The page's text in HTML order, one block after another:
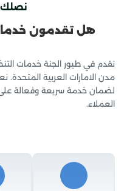
نصلك
هل تقدمون
نقدم في طيور الجنة خدمات
مدن الامارات العربية
لضمان خدمة سريعة وفعالة على
العملاء.